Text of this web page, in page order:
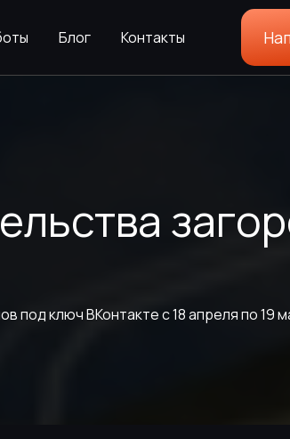
Блог Контакты
под ключ ВКонтакте с 18 апреля по 19